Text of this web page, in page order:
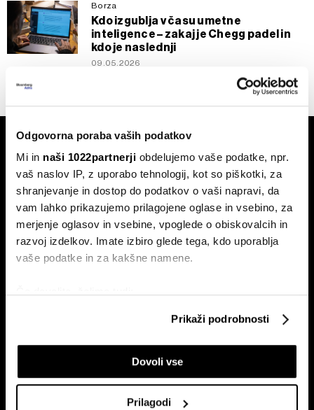
Odgovorna poraba vaših podatkov
Mi in naši 1022partnerji obdelujemo vaše podatke, npr.
vaš naslov IP, z uporabo tehnologij, kot so piškotki, za
shranjevanje in dostop do podatkov o vaši napravi, da
vam lahko prikazujemo prilagojene oglase in vsebino, za
merjenje oglasov in vsebine, vpoglede o obiskovalcih in
razvoj izdelkov. Imate izbiro glede tega, kdo uporablja
vaše podatke in za kakšne namene.
Identificirati napravo z aktivnim preverjanjem
lastnosti (odčitavanje prstnih odtisov)
Poglejte si še, kako se obdelujejo vaši osebni podatki in
nastavite svoje preference vrazdelku o podrobnostih
Prikaži podrobnosti
Dovoli vse
Prilagodi
Borza
Kdo izgublja v času umetne
inteligence – zakaj je Chegg padel in
kdo je naslednji
09.05.2026
Naročite se na e-
pismo
Finančni trgi
Tehnologija